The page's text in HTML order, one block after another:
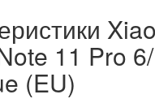
11 Pro
(EU)